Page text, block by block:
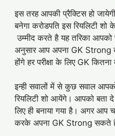
इस तरह आपकी प्रैक्टिस हो
बनेगा करोडपति इस रियलिटी
उम्मीद करते है यह तरिका
अनुसार आप अपना GK
होंगे हर परीक्षा के लिए GK कितना
इन्ही सवालों में से कुछ सवाल
रियलिटी शो आयेंगे। आपको बता
लिए ही बनाया गया है। अगर आप
करके अपना GK Strong सकते